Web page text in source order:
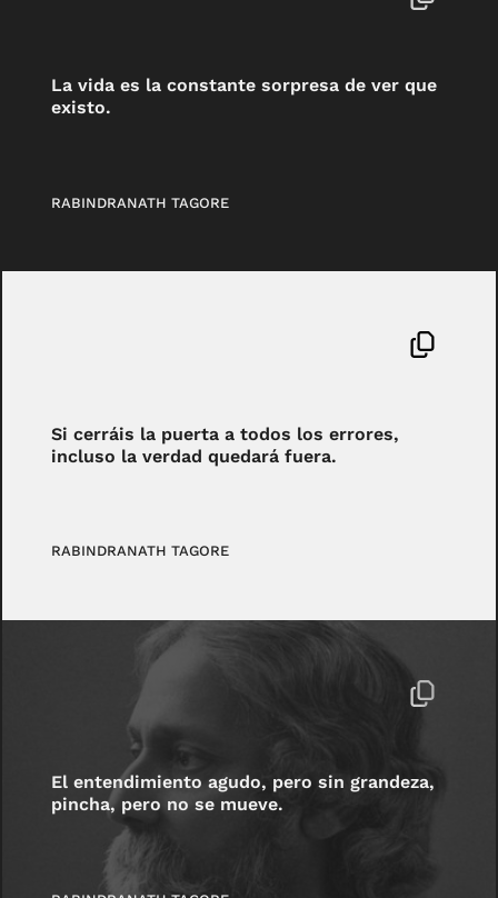
La vida es la constante sorpresa de ver que
existo.
RABINDRANATH TAGORE
Si cerráis la puerta a todos los errores,
incluso la verdad quedará fuera.
RABINDRANATH TAGORE
El entendimiento agudo, pero sin grandeza,
pincha, pero no se mueve.